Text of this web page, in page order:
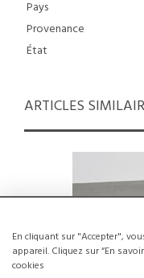
En cliquant sur "Accepter",
appareil. Cliquez sur “En
cookies
Pays
Provenance
État
ARTICLES